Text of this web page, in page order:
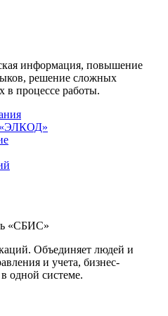
информация, повышение
решение сложных
в процессе работы.
«ЭЛКОД»
«СБИС»
Объединяет людей и
и учета, бизнес-
одной системе.